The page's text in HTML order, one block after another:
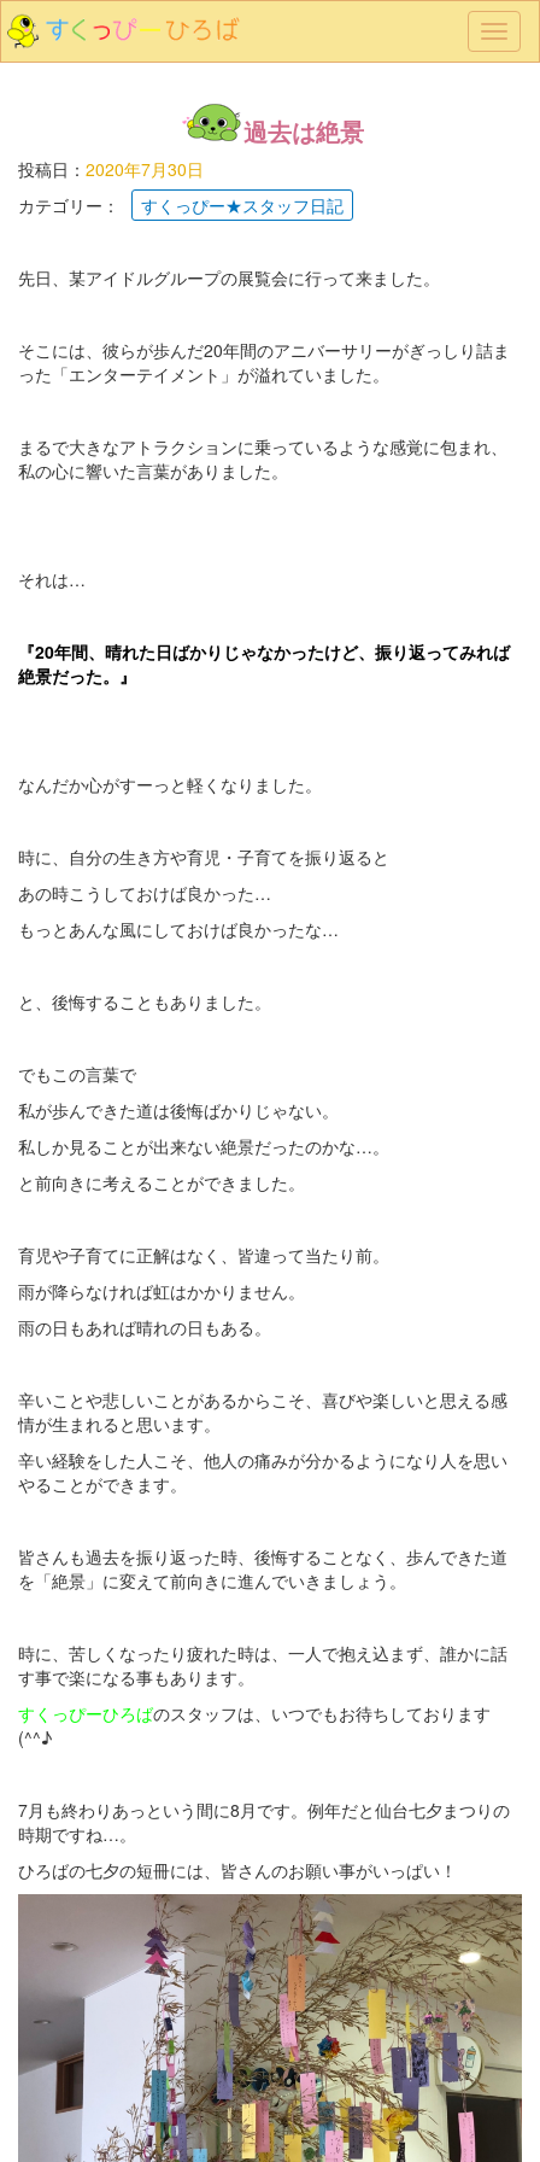
メ
ニ
過去は絶景
投稿日： 2020年7月30日
カテゴリー：
すくっぴー★スタッフ日記
先日、某アイドルグループの展覧会に行って来ました。
そこには、彼らが歩んだ20年間のアニバーサリーがぎっしり詰ま
った「エンターテイメント」が溢れていました。
まるで大きなアトラクションに乗っているような感覚に包まれ、
私の心に響いた言葉がありました。
それは…
『20年間、晴れた日ばかりじゃなかったけど、振り返ってみれば
絶景だった。』
なんだか心がすーっと軽くなりました。
時に、自分の生き方や育児・子育てを振り返ると
あの時こうしておけば良かった…
もっとあんな風にしておけば良かったな…
と、後悔することもありました。
でもこの言葉で
私が歩んできた道は後悔ばかりじゃない。
私しか見ることが出来ない絶景だったのかな…。
と前向きに考えることができました。
育児や子育てに正解はなく、皆違って当たり前。
雨が降らなければ虹はかかりません。
雨の日もあれば晴れの日もある。
辛いことや悲しいことがあるからこそ、喜びや楽しいと思える感
情が生まれると思います。
辛い経験をした人こそ、他人の痛みが分かるようになり人を思い
やることができます。
皆さんも過去を振り返った時、後悔することなく、歩んできた道
を「絶景」に変えて前向きに進んでいきましょう。
時に、苦しくなったり疲れた時は、一人で抱え込まず、誰かに話
す事で楽になる事もあります。
すくっぴーひろばのスタッフは、いつでもお待ちしております
(^^♪
7月も終わりあっという間に8月です。例年だと仙台七夕まつりの
時期ですね…。
ひろばの七夕の短冊には、皆さんのお願い事がいっぱい！